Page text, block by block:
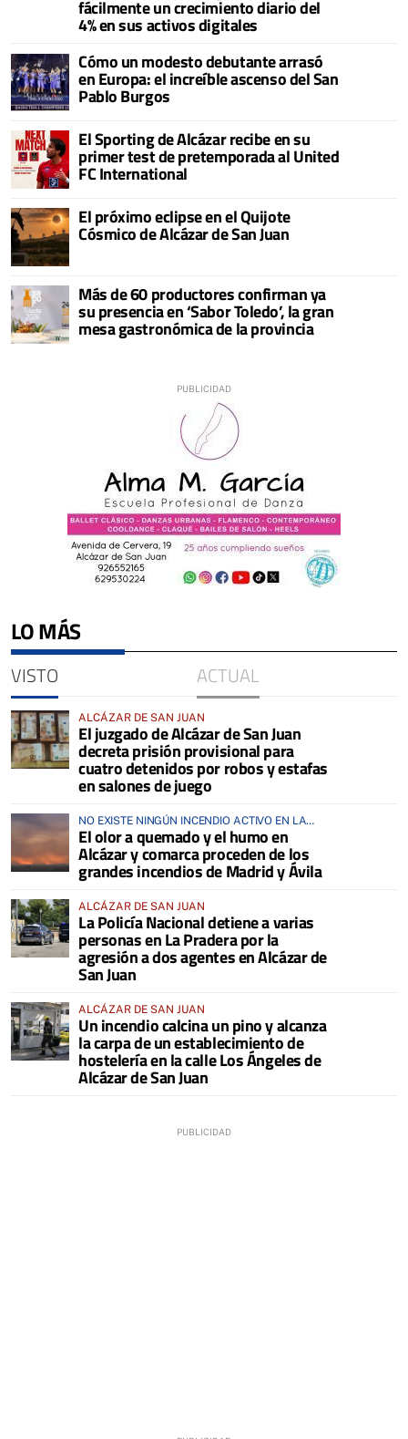
fácilmente un crecimiento diario del
4% en sus activos digitales
Cómo un modesto debutante arrasó
en Europa: el increíble ascenso del San
Pablo Burgos
El Sporting de Alcázar recibe en su
primer test de pretemporada al United
FC International
El próximo eclipse en el Quijote
Cósmico de Alcázar de San Juan
Más de 60 productores confirman ya
su presencia en ‘Sabor Toledo’, la gran
mesa gastronómica de la provincia
LO MÁS
VISTO ACTUAL
ALCÁZAR DE SAN JUAN
El juzgado de Alcázar de San Juan
decreta prisión provisional para
cuatro detenidos por robos y estafas
en salones de juego
NO EXISTE NINGÚN INCENDIO ACTIVO EN LA
COMARCA
El olor a quemado y el humo en
Alcázar y comarca proceden de los
grandes incendios de Madrid y Ávila
ALCÁZAR DE SAN JUAN
La Policía Nacional detiene a varias
personas en La Pradera por la
agresión a dos agentes en Alcázar de
San Juan
ALCÁZAR DE SAN JUAN
Un incendio calcina un pino y alcanza
la carpa de un establecimiento de
hostelería en la calle Los Ángeles de
Alcázar de San Juan